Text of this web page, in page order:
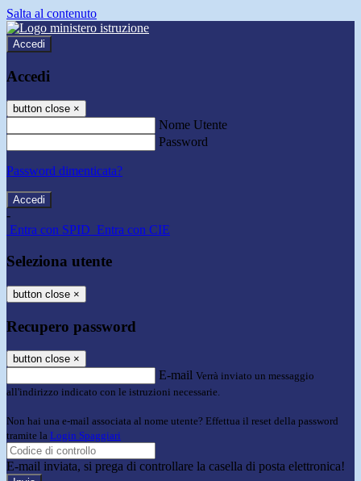
Salta al contenuto
Accedi
Accedi
button close ×
Nome Utente
Password
Password dimenticata?
-
Entra con SPID Entra con CIE
Seleziona utente
button close ×
Recupero password
button close ×
E-mail Verrà inviato un messaggio
all'indirizzo indicato con le istruzioni necessarie.
Non hai una e-mail associata al nome utente? Effettua il reset della password
tramite la Login Spaggiari
E-mail inviata, si prega di controllare la casella di posta elettronica!